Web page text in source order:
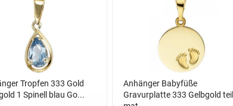
Tropfen 333 Gold
1 Spinell blau Go...
Anhänger Babyfüße
Gravurplatte 333 Gelbgold teil